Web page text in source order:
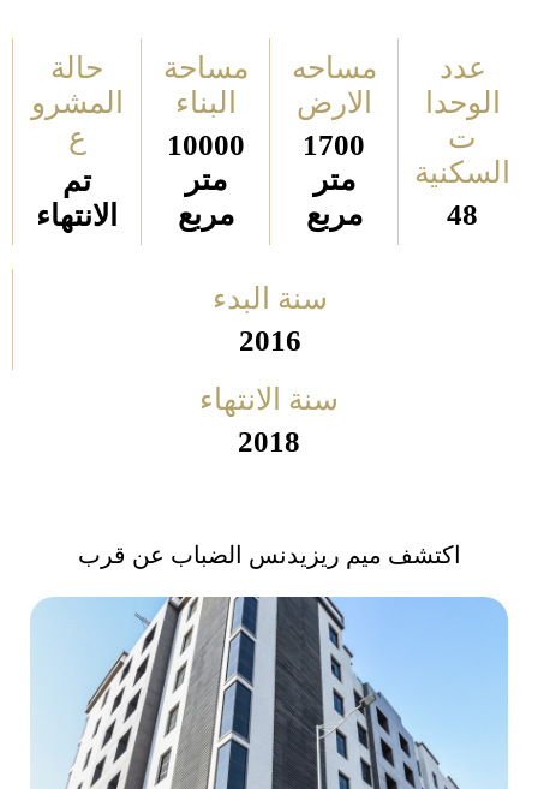
عدد
الوحدا
ت
السكنية
48
مساحه
الارض
1700
متر
مربع
مساحة
البناء
10000
متر
مربع
حالة
المشرو
ع
تم
الانتهاء
سنة البدء
2016
سنة الانتهاء
2018
اكتشف ميم ريزيدنس الضباب عن قرب